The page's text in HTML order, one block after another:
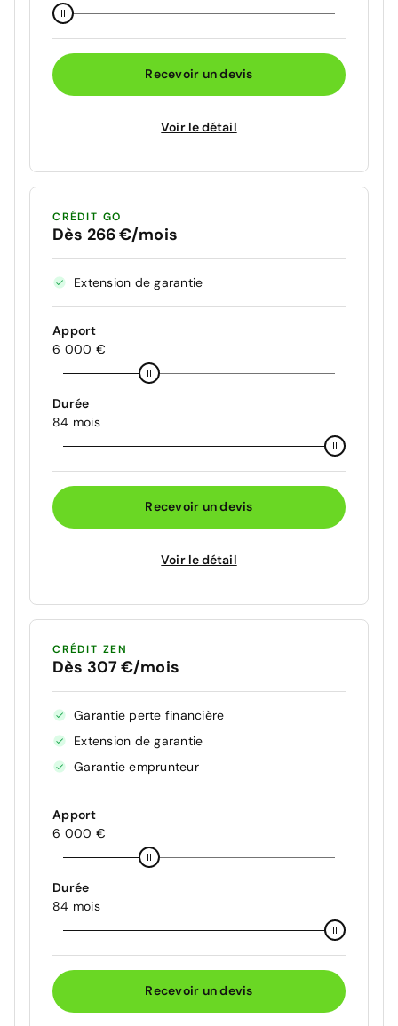
Recevoir un devis
Voir le détail
CRÉDIT GO
Dès 266 €/mois
Extension de garantie
Apport
6 000 €
Durée
84 mois
Recevoir un devis
Voir le détail
CRÉDIT ZEN
Dès 307 €/mois
Garantie perte financière
Extension de garantie
Garantie emprunteur
Apport
6 000 €
Durée
84 mois
Recevoir un devis